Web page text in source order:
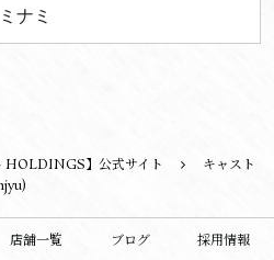
ナミ
HOLDINGS】公式サイト
キャスト
店舗一覧 ブログ 採用情報